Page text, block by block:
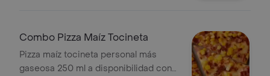
Combo Pizza Maíz Tocineta
Pizza maíz tocineta personal más
gaseosa 250 ml a disponibilidad con